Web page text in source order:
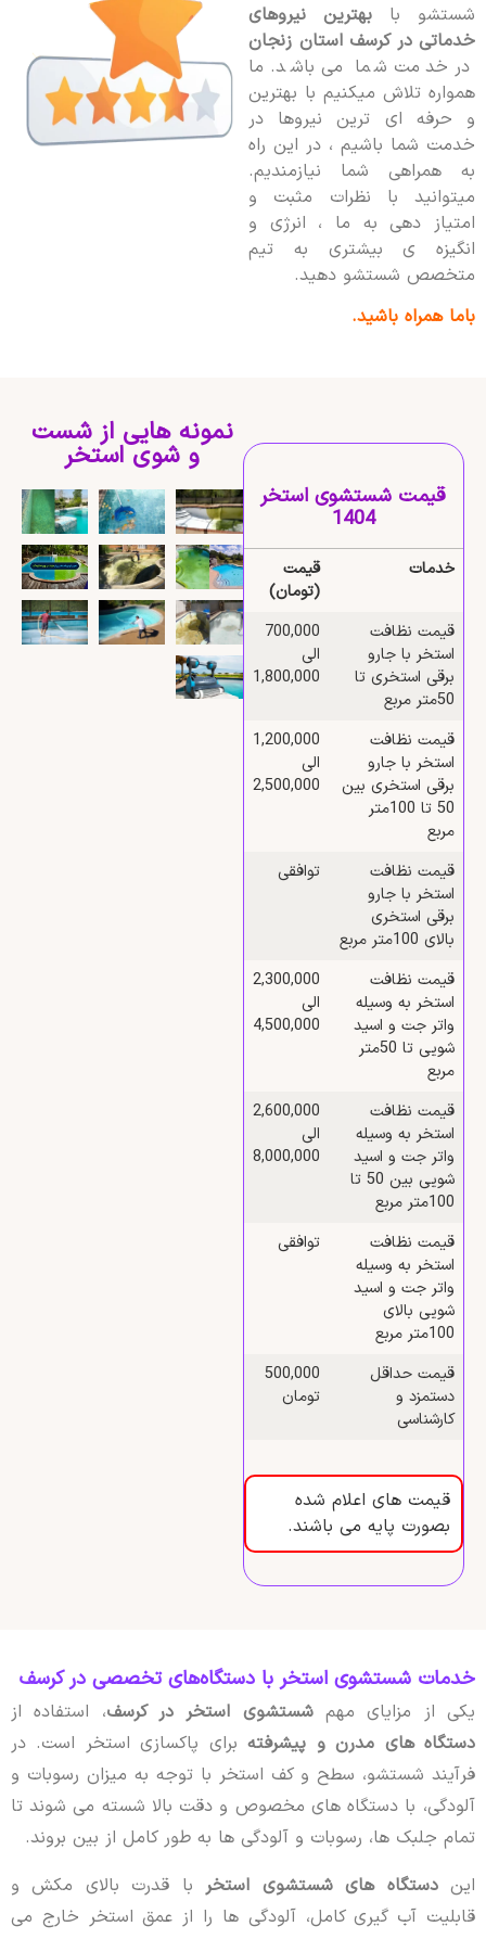
شستشو با
بهترین نیروهای
خدماتی در کرسف استان زنجان
در خدمت شما می باشد. ما
همواره تلاش میکنیم با بهترین
و حرفه ای ترین نیروها در
خدمت شما باشیم ، در این راه
به همراهی شما نیازمندیم.
میتوانید با نظرات مثبت و
امتیاز دهی به ما ، انرژی و
انگیزه ی بیشتری به تیم
متخصص شستشو دهید.
باما همراه باشید.
قیمت شستشوی استخر
1404
خدمات
قیمت
(تومان)
قیمت نظافت
استخر با جارو
برقی استخری تا
50متر مربع
700,000
الی
1,800,000
قیمت نظافت
استخر با جارو
برقی استخری بین
50 تا 100متر
مربع
1,200,000
الی
2,500,000
قیمت نظافت
استخر با جارو
برقی استخری
بالای 100متر مربع
توافقی
قیمت نظافت
استخر به وسیله
واتر جت و اسید
شویی تا 50متر
مربع
2,300,000
الی
4,500,000
قیمت نظافت
استخر به وسیله
واتر جت و اسید
شویی بین 50 تا
100متر مربع
2,600,000
الی
8,000,000
قیمت نظافت
استخر به وسیله
واتر جت و اسید
شویی بالای
100متر مربع
توافقی
قیمت حداقل
دستمزد و
کارشناسی
500,000
تومان
قیمت های اعلام شده
بصورت پایه می باشند.
نمونه هایی از شست
و شوی استخر
خدمات شستشوی استخر با دستگاه‌های تخصصی در کرسف
یکی از مزایای مهم شستشوی استخر در کرسف، استفاده از
دستگاه های مدرن و پیشرفتهبرای پاکسازی استخر است. در
فرآیند شستشو، سطح و کف استخر با توجه به میزان رسوبات و
آلودگی، با دستگاه های مخصوص و دقت بالا شسته می شوند تا
تمام جلبک ها، رسوبات و آلودگی ها به طور کامل از بین بروند.
این دستگاه های شستشوی استخربا قدرت بالای مکش و
قابلیت آب گیری کامل، آلودگی ها را از عمق استخر خارج می